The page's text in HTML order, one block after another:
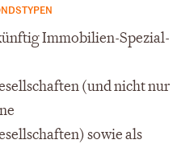
Immobilien-Spezial-
(und nicht nur
sowie als